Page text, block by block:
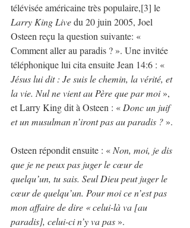
télévisée américaine très populaire,[3] le
Larry King Live du 20 juin 2005, Joel
Osteen reçu la question suivante: «
Comment aller au paradis ? ». Une invitée
téléphonique lui cita ensuite Jean 14:6 : «
Jésus lui dit : Je suis le chemin, la vérité, et
la vie. Nul ne vient au Père que par moi »,
et Larry King dit à Osteen : « Donc un juif
et un musulman n’iront pas au paradis ? ».
Osteen répondit ensuite : « Non, moi, je dis
que je ne peux pas juger le cœur de
quelqu’un, tu sais. Seul Dieu peut juger le
cœur de quelqu’un. Pour moi ce n’est pas
mon affaire de dire « celui-là va [au
paradis], celui-ci n’y va pas ».